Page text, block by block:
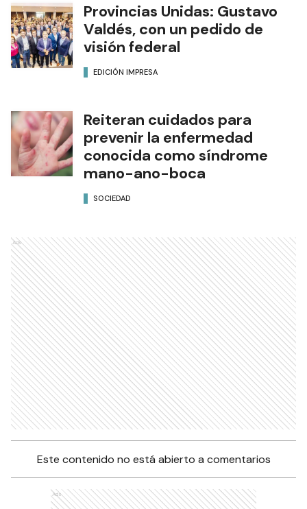
Provincias Unidas: Gustavo
Valdés, con un pedido de
visión federal
EDICIÓN IMPRESA
Reiteran cuidados para
prevenir la enfermedad
conocida como síndrome
mano-ano-boca
SOCIEDAD
Ads
Este contenido no está abierto a comentarios
Ads